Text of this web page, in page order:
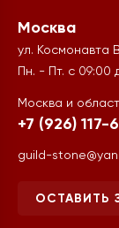
Москва
ул. Космонавта
Пн. - Пт. с 09:00
Москва и
+7 (926) 117-
guild-
ОСТАВИТЬ